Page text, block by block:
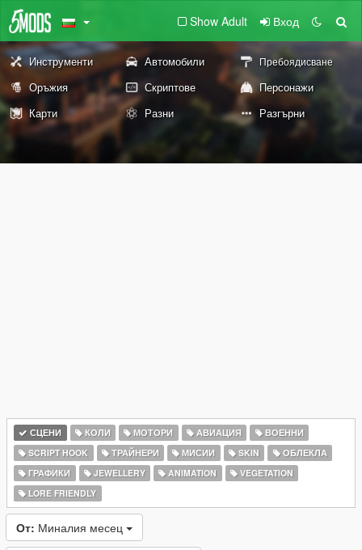
Show Adult Вход
Инструменти Автомобили Пребоядисване
Оръжия Скриптове
Персонажи
Карти
Разни Разгърни
СЦЕНИ КОЛИ МОТОРИ АВИАЦИЯ
ВОЕННИ
SCRIPT HOOK
ТРАЙНЕРИ МИСИИ SKIN
ОБЛЕКЛА
ГРАФИКИ
JEWELLERY ANIMATION
VEGETATION
LORE FRIENDLY
От: Миналия месец